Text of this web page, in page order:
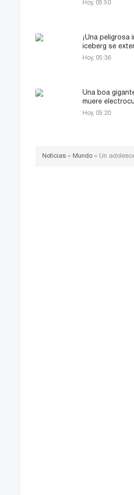
Hoy, 05:50
¡Una peligrosa
iceberg se
Hoy, 05:36
Una boa
muere
Hoy, 05:20
Noticias » Mundo » Un